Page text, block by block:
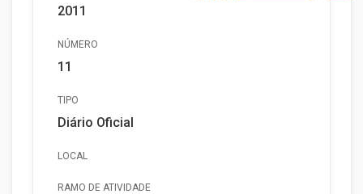
2011
NÚMERO
11
TIPO
Diário Oficial
LOCAL
RAMO DE ATIVIDADE